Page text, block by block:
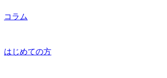
コラム
はじめての方